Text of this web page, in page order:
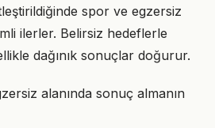
spor ve egzersiz
ilerler. Belirsiz hedeflerle
dağınık sonuçlar doğurur.
alanında sonuç almanın